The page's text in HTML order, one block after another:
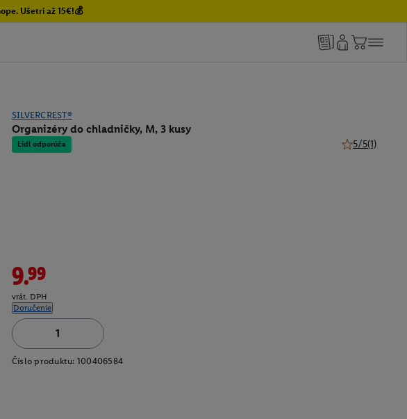
Ušetri až 15€!💰
SILVERCREST®
Organizéry do chladničky, M, 3 kusy
Lidl odporúča 5/5(1)
9.99
vrát. DPH
Doručenie
Číslo produktu: 100406584